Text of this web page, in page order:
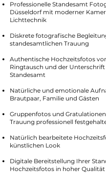
Professionelle Standesamt
Düsseldorf mit moderner
Lichttechnik
Diskrete fotografische
standesamtlichen Trauung
Authentische Hochzeitsfotos
Ringtausch und der
Standesamt
Natürliche und emotionale
Brautpaar, Familie und Gästen
Gruppenfotos und
Trauung professionell
Natürlich bearbeitete
künstlichen Look
Digitale Bereitstellung Ihrer
Hochzeitsfotos in hoher Qualität